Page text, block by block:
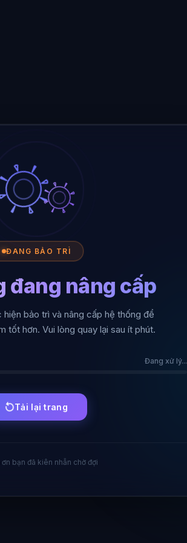
ĐANG BẢO TRÌ
đang nâng cấp
bảo trì và nâng cấp hệ thống để
tốt hơn. Vui lòng quay lại sau ít phút.
Đang xử lý...
Tải lại trang
ơn bạn đã kiên nhẫn chờ đợi